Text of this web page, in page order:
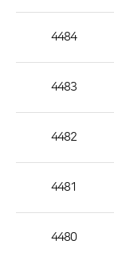
호,
4484
4483
4482
4481
4480